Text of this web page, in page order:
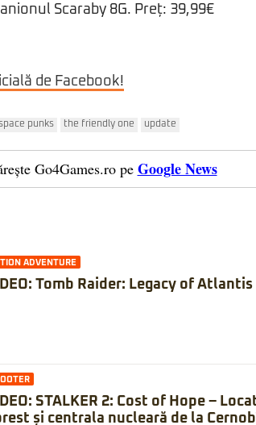
Scaraby 8G. Preț: 39,99€
de Facebook!
punks the friendly one update
Go4Games.ro pe Google News
ADVENTURE
Tomb Raider: Legacy of Atlantis
STALKER 2: Cost of Hope –
și centrala nucleară de la